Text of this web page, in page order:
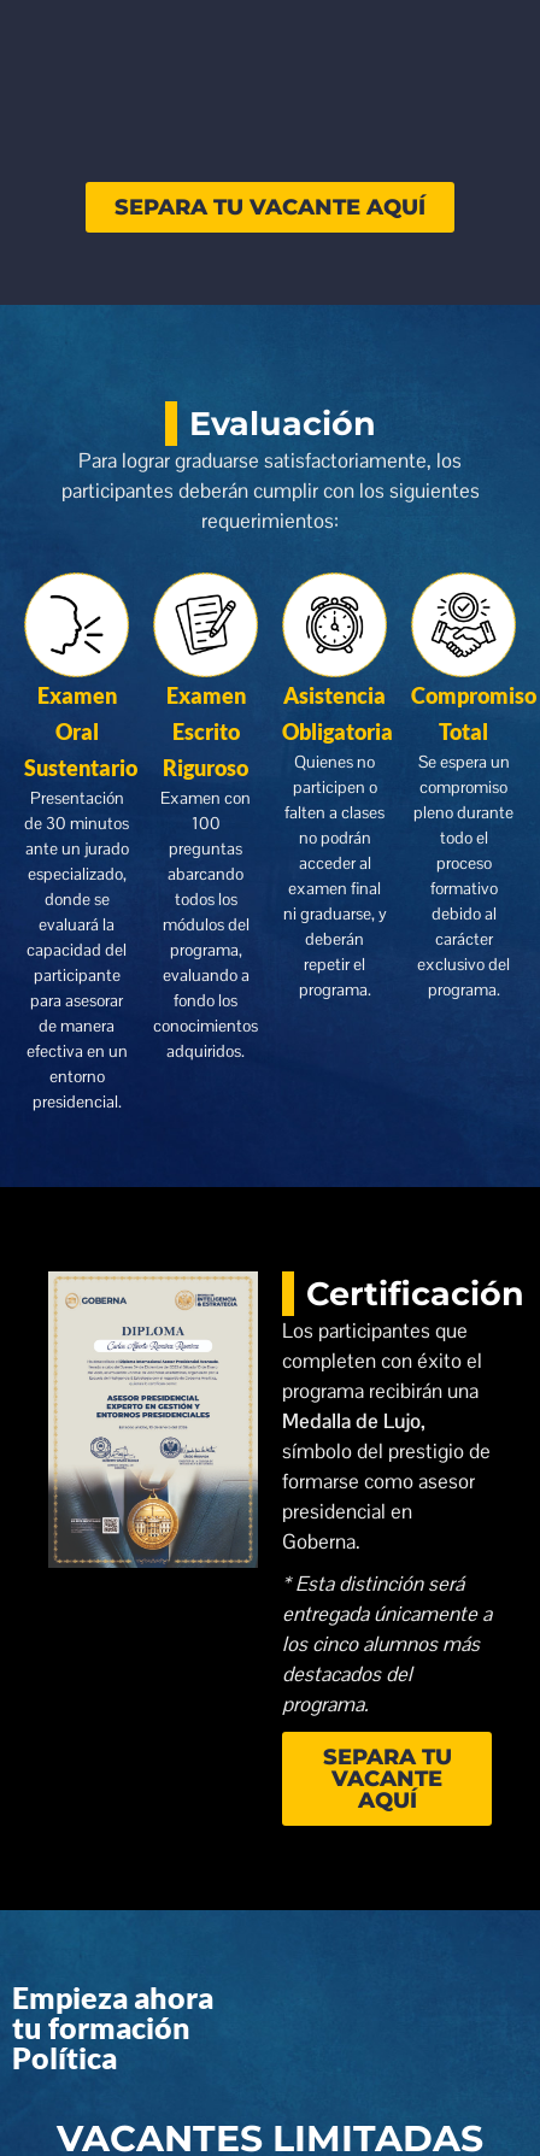
SEPARA TU VACANTE AQUÍ
Evaluación
Para lograr graduarse satisfactoriamente, los
participantes deberán cumplir con los siguientes
requerimientos:
Examen
Oral
Sustentario
Presentación
de 30 minutos
ante un jurado
especializado,
donde se
evaluará la
capacidad del
participante
para asesorar
de manera
efectiva en un
entorno
presidencial.
Examen
Escrito
Riguroso
Examen con
100
preguntas
abarcando
todos los
módulos del
programa,
evaluando a
fondo los
conocimientos
adquiridos.
Asistencia
Obligatoria
Quienes no
participen o
falten a clases
no podrán
acceder al
examen final
ni graduarse, y
deberán
repetir el
programa.
Compromiso
Total
Se espera un
compromiso
pleno durante
todo el
proceso
formativo
debido al
carácter
exclusivo del
programa.
Certificación
Los participantes que
completen con éxito el
programa recibirán una
Medalla de Lujo,
símbolo del prestigio de
formarse como asesor
presidencial en
Goberna.
* Esta distinción será
entregada únicamente a
los cinco alumnos más
destacados del
programa.
SEPARA TU
VACANTE
AQUÍ
Empieza ahora
tu formación
Política
VACANTES LIMITADAS